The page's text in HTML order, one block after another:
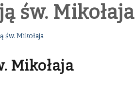
św. Mikołaja
św. Mikołaja
Mikołaja